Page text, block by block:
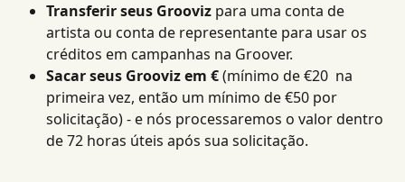
Transferir seus Grooviz para uma conta de
artista ou conta de representante para usar os
créditos em campanhas na Groover.
Sacar seus Grooviz em € (mínimo de €20  na
primeira vez, então um mínimo de €50 por
solicitação) - e nós processaremos o valor dentro
de 72 horas úteis após sua solicitação.